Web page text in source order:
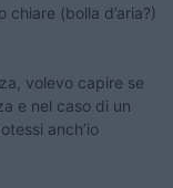
(bolla d’aria?)
volevo capire se
e nel caso di un
anch’io